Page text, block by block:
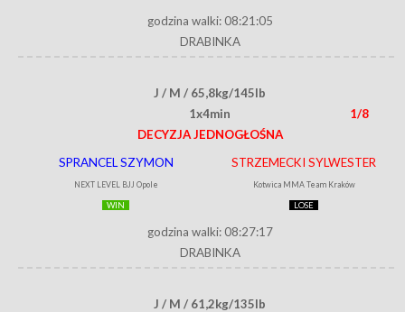
godzina walki: 08:21:05
DRABINKA
J / M / 65,8kg/145lb
1x4min
1/8
DECYZJA JEDNOGŁOŚNA
SPRANCEL SZYMON
NEXT LEVEL BJJ Opole
WIN
STRZEMECKI SYLWESTER
Kotwica MMA Team Kraków
LOSE
godzina walki: 08:27:17
DRABINKA
J / M / 61,2kg/135lb